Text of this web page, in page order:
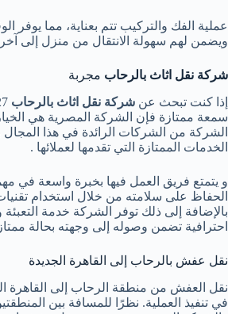
عملية الفك والتركيب تتم بعناية، مما يوفر
ويضمن لهم سهولة الانتقال من منزل إلى
شركة نقل اثاث بالرحاب مجربة
إذا كنت تبحث عن شركة نقل اثاث بالرحاب
سمعة ممتازة فإن الشركة المصرية هي
الشركة من الشركات الرائدة في هذا
الخدمات الممتازة التي تقدمها لعملائها .
و يتمتع فريق العمل فيها بخبرة واسعة في
الحفاظ على سلامته من خلال استخدام
بالإضافة إلى ذلك توفر الشركة خدمة التعبئة
احترافية تضمن وصوله إلى وجهته بحالة
نقل عفش بالرحاب إلى القاهرة الجديدة
نقل العفش من منطقة الرحاب إلى القاهرة
في تنفيذ العملية. نظرًا للمسافة بين